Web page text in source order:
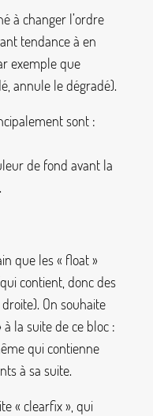
à changer l’ordre
tendance à en
exemple que
annule le dégradé).
sont :
de fond avant la
que les « float»
contient, donc des
On souhaite
à la suite de ce bloc :
qui contienne
à sa suite.
« clearfix», qui